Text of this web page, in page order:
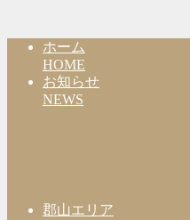
ホーム
HOME
お知らせ
NEWS
郡山エリア